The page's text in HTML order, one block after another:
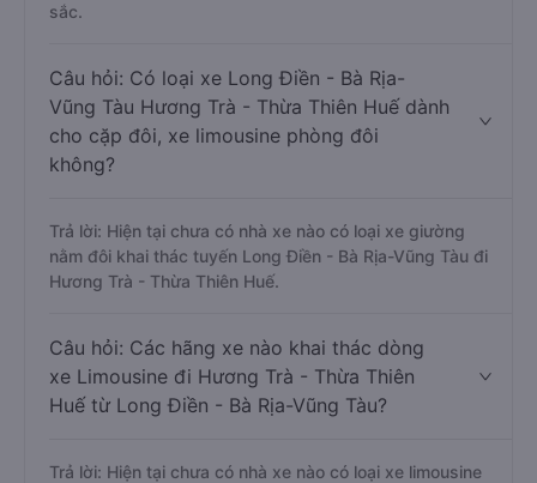
sắc.
Câu hỏi: Có loại xe Long Điền - Bà Rịa-
Vũng Tàu Hương Trà - Thừa Thiên Huế dành
cho cặp đôi, xe limousine phòng đôi
không?
Trả lời: Hiện tại chưa có nhà xe nào có loại xe giường
nằm đôi khai thác tuyến Long Điền - Bà Rịa-Vũng Tàu đi
Hương Trà - Thừa Thiên Huế.
Câu hỏi: Các hãng xe nào khai thác dòng
xe Limousine đi Hương Trà - Thừa Thiên
Huế từ Long Điền - Bà Rịa-Vũng Tàu?
Trả lời: Hiện tại chưa có nhà xe nào có loại xe limousine